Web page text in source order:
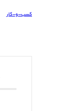
کسب-و-کار